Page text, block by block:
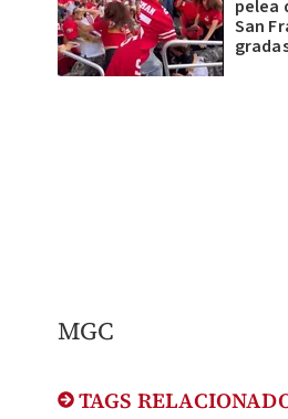
pelea
San
MGC
TAGS